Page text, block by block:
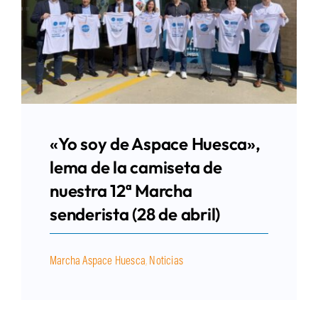
«Yo soy de Aspace Huesca»,
lema de la camiseta de
nuestra 12ª Marcha
senderista (28 de abril)
Marcha Aspace Huesca, Noticias